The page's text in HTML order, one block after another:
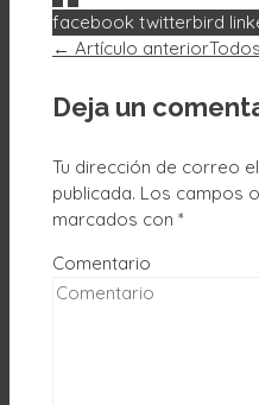
facebook twitterbird
← Artículo anterior
Deja un
Tu dirección de correo
publicada. Los campos
marcados con *
Comentario